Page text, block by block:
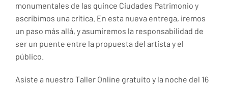
monumentales de las quince Ciudades Patrimonio y
escribimos una crítica. En esta nueva entrega, iremos
un paso más allá, y asumiremos la responsabilidad de
ser un puente entre la propuesta del artista y el
público.
Asiste a nuestro Taller Online gratuito y la noche del 16